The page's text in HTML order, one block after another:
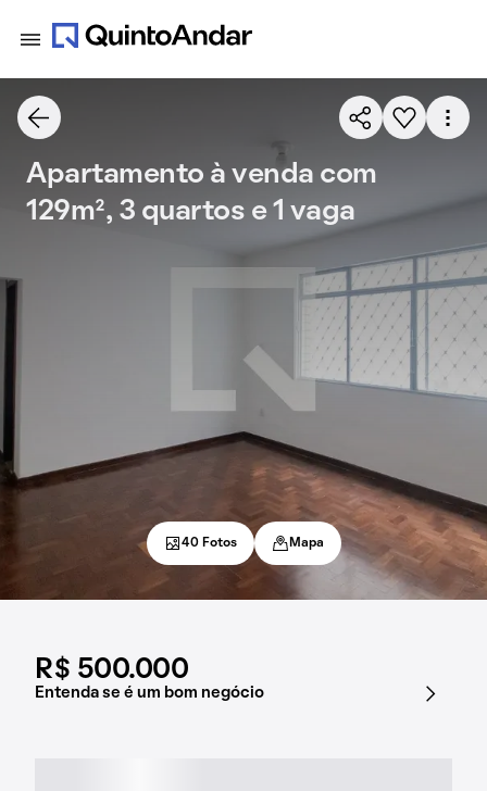
R$ 500.000
Entenda se é um bom negócio
Apartamento à venda com
129m², 3 quartos e 1 vaga
40 Fotos Mapa